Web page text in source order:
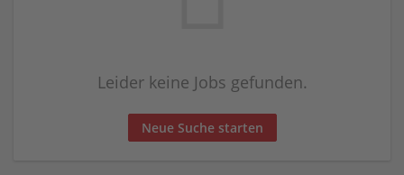
Leider keine Jobs gefunden.
Neue Suche starten